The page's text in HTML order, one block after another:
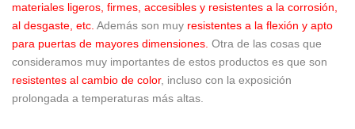
materiales ligeros, firmes, accesibles y resistentes a la corrosión,
al desgaste, etc. Además son muy resistentes a la flexión y apto
para puertas de mayores dimensiones. Otra de las cosas que
consideramos muy importantes de estos productos es que son
resistentes al cambio de color, incluso con la exposición
prolongada a temperaturas más altas.